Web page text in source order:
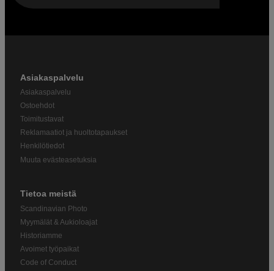
Asiakaspalvelu
Asiakaspalvelu
Ostoehdot
Toimitustavat
Reklamaatiot ja huoltotapaukset
Henkilötiedot
Muuta evästeasetuksia
Tietoa meistä
Scandinavian Photo
Myymälät & Aukioloajat
Historiamme
Avoimet työpaikat
Code of Conduct